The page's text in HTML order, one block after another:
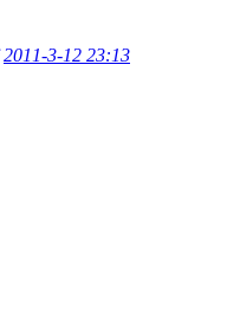
2011-3-12 23:13